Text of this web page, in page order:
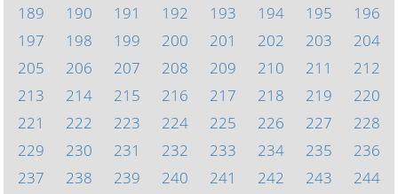
189
190 191 192 193 194 195
196
197
198 199 200 201 202 203
204
205
206 207 208 209 210 211
212
213
214 215 216 217 218 219
220
221
222 223 224 225 226 227
228
229
230 231 232 233 234 235
236
237
238 239 240 241 242 243
244